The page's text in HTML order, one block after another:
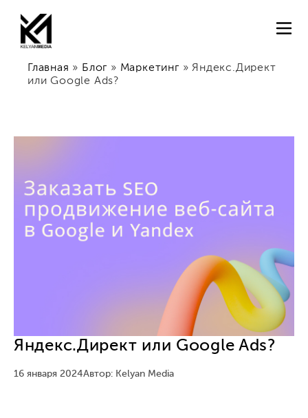
Главная » Блог » Маркетинг»Яндекс.Директ
или Google Ads?
Яндекс.Директ или Google Ads?
16 января 2024Автор: Kelyan Media